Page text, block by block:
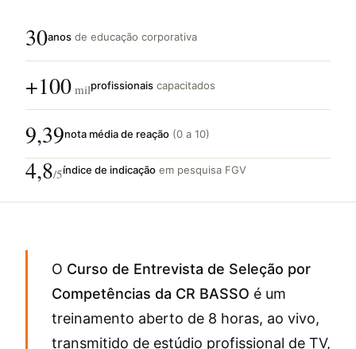
30anos de educação corporativa
+100 milprofissionais capacitados
9,39nota média de reação (0 a 10)
4,8/5índice de indicação em pesquisa FGV
O Curso de Entrevista de Seleção por
Competências da CR BASSO é um
treinamento aberto de 8 horas, ao vivo,
transmitido de estúdio profissional de TV,